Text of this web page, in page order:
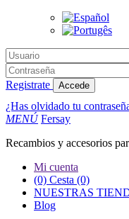
Registrate Accede
¿Has olvidado tu
MENÚ Fersay
Recambios y accesorios
Mi cuenta
(0) Cesta (0)
NUESTRAS
Blog